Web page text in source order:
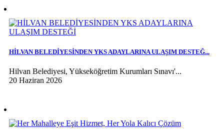
HİLVAN BELEDİYESİNDEN YKS ADAYLARINA ULAŞIM DESTEĞ...
Hilvan Belediyesi, Yükseköğretim Kurumları Sınavı'...
20 Haziran 2026